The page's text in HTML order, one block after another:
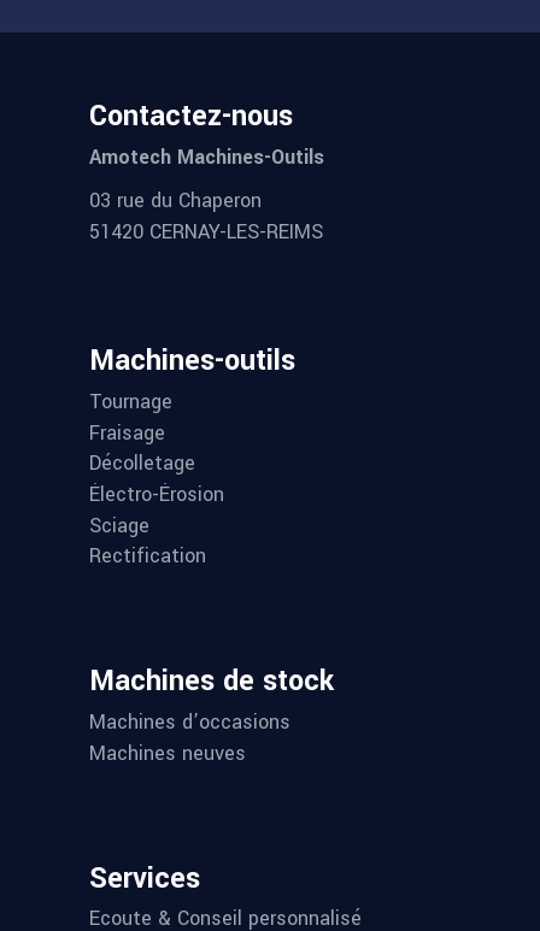
Contactez-nous
Amotech Machines-Outils
03 rue du Chaperon
51420 CERNAY-LES-REIMS
Machines-outils
Tournage
Fraisage
Décolletage
Électro-Érosion
Sciage
Rectification
Machines de stock
Machines d’occasions
Machines neuves
Services
Ecoute & Conseil personnalisé